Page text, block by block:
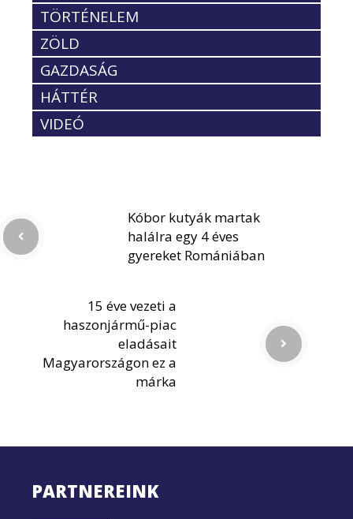
TÖRTÉNELEM
ZÖLD
GAZDASÁG
HÁTTÉR
VIDEÓ
Kóbor kutyák martak
halálra egy 4 éves
gyereket Romániában
15 éve vezeti a
haszonjármű-piac
eladásait
Magyarországon ez a
márka
PARTNEREINK